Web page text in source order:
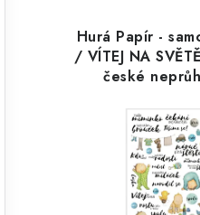
Hurá Papír -
/ VÍTEJ NA
české